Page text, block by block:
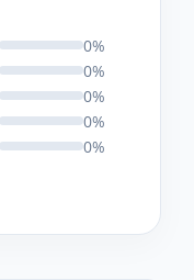
0%
0%
0%
0%
0%